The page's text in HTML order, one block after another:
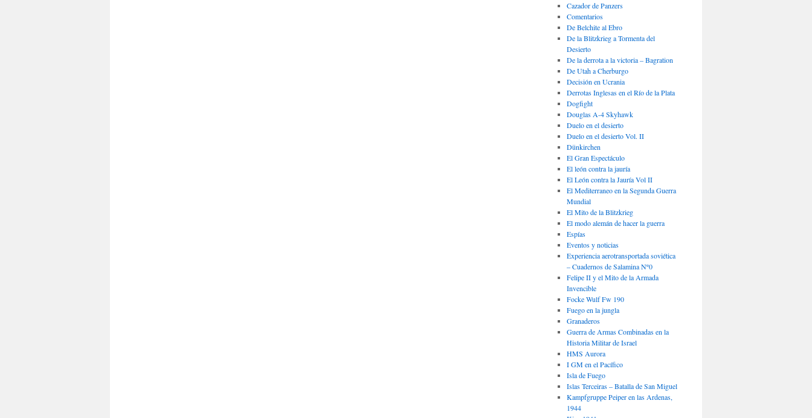
Cazador de Panzers
Comentarios
De Belchite al Ebro
De la Blitzkrieg a Tormenta del
Desierto
De la derrota a la victoria – Bagration
De Utah a Cherburgo
Decisión en Ucrania
Derrotas Inglesas en el Río de la Plata
Dogfight
Douglas A-4 Skyhawk
Duelo en el desierto
Duelo en el desierto Vol. II
Dünkirchen
El Gran Espectáculo
El león contra la jauría
El León contra la Jauría Vol II
El Mediterraneo en la Segunda Guerra
Mundial
El Mito de la Blitzkrieg
El modo alemán de hacer la guerra
Espías
Eventos y noticias
Experiencia aerotransportada soviética
– Cuadernos de Salamina Nº0
Felipe II y el Mito de la Armada
Invencible
Focke Wulf Fw 190
Fuego en la jungla
Granaderos
Guerra de Armas Combinadas en la
Historia Militar de Israel
HMS Aurora
I GM en el Pacífico
Isla de Fuego
Islas Terceiras – Batalla de San Miguel
Kampfgruppe Peiper en las Ardenas,
1944